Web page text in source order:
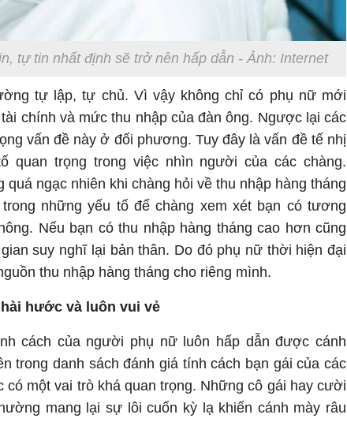
tự tin nhất định sẽ trở nên hấp dẫn - Ảnh: Internet
tự lập, tự chủ. Vì vậy không chỉ có phụ nữ mới
chính và mức thu nhập của đàn ông. Ngược lại các
vấn đề này ở đối phương. Tuy đây là vấn đề tế nhị
quan trọng trong việc nhìn người của các chàng.
quá ngạc nhiên khi chàng hỏi về thu nhập hàng tháng
những yếu tố để chàng xem xét bạn có tương
Nếu bạn có thu nhập hàng tháng cao hơn cũng
suy nghĩ lại bản thân. Do đó phụ nữ thời hiện đại
thu nhập hàng tháng cho riêng mình.
hước và luôn vui vẻ
cách của người phụ nữ luôn hấp dẫn được cánh
trong danh sách đánh giá tính cách bạn gái của các
một vai trò khá quan trọng. Những cô gái hay cười
mang lại sự lôi cuốn kỳ lạ khiến cánh mày râu